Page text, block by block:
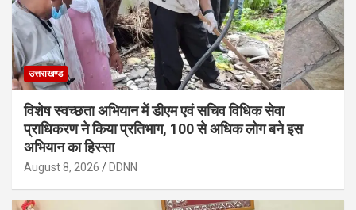
उत्तराखण्ड
विशेष स्वच्छता अभियान में डीएम एवं सचिव विधिक सेवा
प्राधिकरण ने किया प्रतिभाग, 100 से अधिक लोग बने इस
अभियान का हिस्सा
August 8, 2026 DDNN